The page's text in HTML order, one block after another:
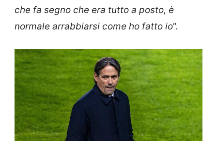
che fa segno che era tutto a posto, è
normale arrabbiarsi come ho fatto io“.